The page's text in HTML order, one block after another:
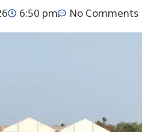
6:50 pm No Comments